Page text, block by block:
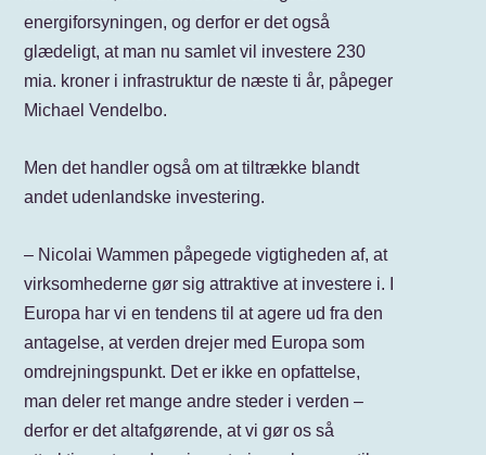
energiforsyningen, og derfor er det også
glædeligt, at man nu samlet vil investere 230
mia. kroner i infrastruktur de næste ti år, påpeger
Michael Vendelbo.
Men det handler også om at tiltrække blandt
andet udenlandske investering.
– Nicolai Wammen påpegede vigtigheden af, at
virksomhederne gør sig attraktive at investere i. I
Europa har vi en tendens til at agere ud fra den
antagelse, at verden drejer med Europa som
omdrejningspunkt. Det er ikke en opfattelse,
man deler ret mange andre steder i verden –
derfor er det altafgørende, at vi gør os så